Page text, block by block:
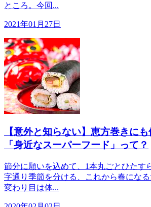
ところ。今回...
2021年01月27日
【意外と知らない】恵方巻きに
「身近なスーパーフード」って？
節分に願いを込めて、1本丸ごとひたす
字通り季節を分ける、これから春にな
変わり目は体...